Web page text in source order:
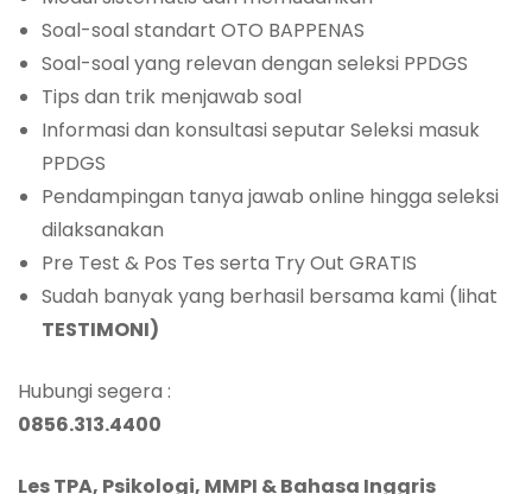
Soal-soal standart OTO BAPPENAS
Soal-soal yang relevan dengan seleksi PPDGS
Tips dan trik menjawab soal
Informasi dan konsultasi seputar Seleksi masuk
PPDGS
Pendampingan tanya jawab online hingga seleksi
dilaksanakan
Pre Test & Pos Tes serta Try Out GRATIS
Sudah banyak yang berhasil bersama kami (lihat
TESTIMONI)
Hubungi segera :
0856.313.4400
Les TPA, Psikologi, MMPI & Bahasa Inggris